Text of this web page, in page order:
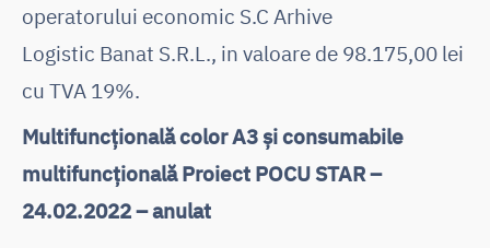
operatorului economic S.C Arhive
Logistic Banat S.R.L., in valoare de 98.175,00 lei
cu TVA 19%.
Multifuncțională color A3 și consumabile
multifuncțională Proiect POCU STAR –
24.02.2022 – anulat